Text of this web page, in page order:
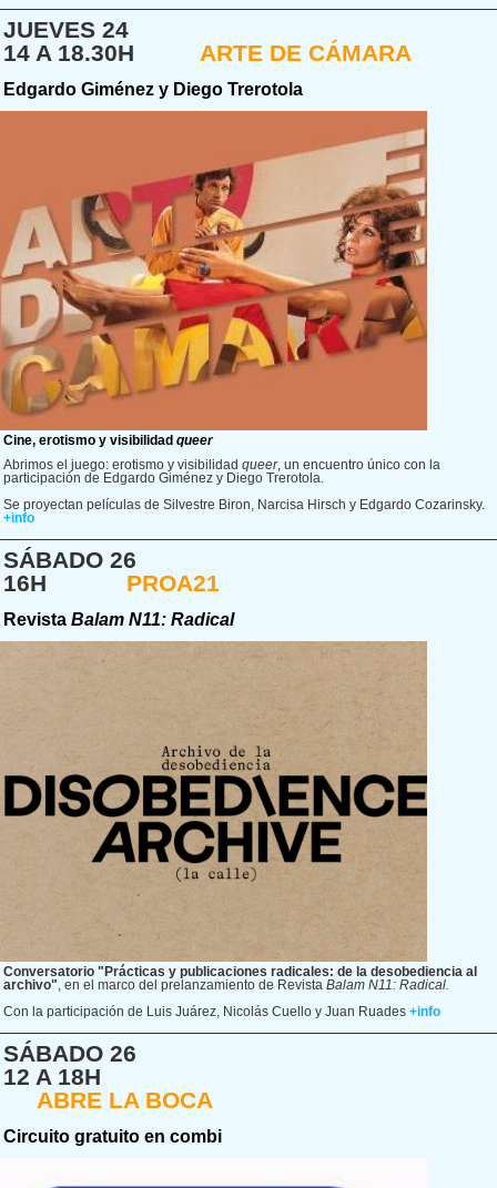
JUEVES 24
14 A 18.30H ARTE DE CÁMARA
Edgardo Giménez y Diego Trerotola
Cine, erotismo y visibilidad queer
Abrimos el juego: erotismo y visibilidad queer, un encuentro único con la
participación de Edgardo Giménez y Diego Trerotola.
Se proyectan películas de Silvestre Biron, Narcisa Hirsch y Edgardo Cozarinsky.
+info
SÁBADO 26
16H PROA21
Revista Balam N11: Radical
Conversatorio "Prácticas y publicaciones radicales: de la desobediencia al
archivo", en el marco del prelanzamiento de Revista Balam N11: Radical.
Con la participación de Luis Juárez, Nicolás Cuello y Juan Ruades +info
SÁBADO 26
12 A 18H
ABRE LA BOCA
Circuito gratuito en combi